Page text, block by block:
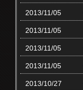
2013/11/05
2013/11/05
2013/11/05
2013/11/05
2013/10/27